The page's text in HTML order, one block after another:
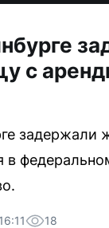
с
задержали
в
18